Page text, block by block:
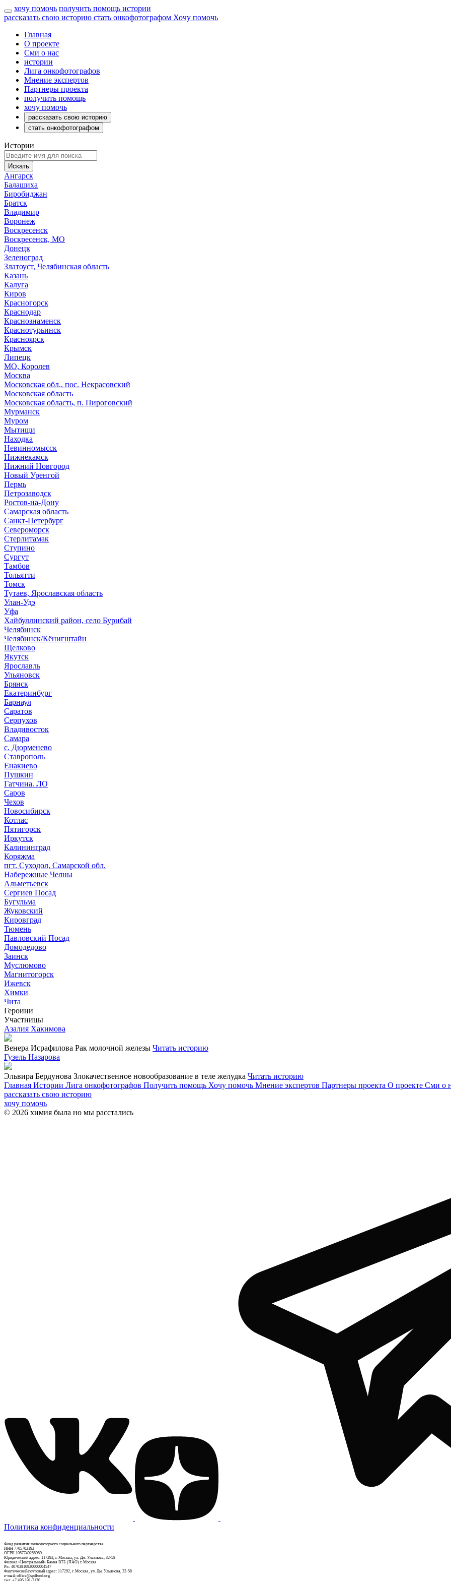
хочу помочь получить помощь истории
рассказать свою историю стать онкофотографом Хочу помочь
Главная
О проекте
Сми о нас
истории
Лига онкофотографов
Мнение экспертов
Партнеры проекта
получить помощь
хочу помочь
рассказать свою историю
стать онкофотографом
Истории
Искать
Ангарск
Балашиха
Биробиджан
Братск
Владимир
Воронеж
Воскресенск
Воскресенск, МО
Донецк
Зеленоград
Златоуст, Челябинская область
Казань
Калуга
Киров
Красногорск
Краснодар
Краснознаменск
Краснотурьинск
Красноярск
Крымск
Липецк
МО, Королев
Москва
Московская обл., пос. Некрасовский
Московская область
Московская область, п. Пироговский
Мурманск
Муром
Мытищи
Находка
Невинномысск
Нижнекамск
Нижний Новгород
Новый Уренгой
Пермь
Петрозаводск
Ростов-на-Дону
Самарская область
Санкт-Петербург
Североморск
Стерлитамак
Ступино
Сургут
Тамбов
Тольятти
Томск
Тутаев, Ярославская область
Улан-Удэ
Уфа
Хайбуллинский район, село Бурибай
Челябинск
Челябинск/Кёнигштайн
Щелково
Якутск
Ярославль
Ульяновск
Брянск
Екатеринбург
Барнаул
Саратов
Серпухов
Владивосток
Самара
с. Дюрменево
Ставрополь
Енакиево
Пушкин
Гатчина. ЛО
Саров
Чехов
Новосибирск
Котлас
Пятигорск
Иркутск
Калининград
Коряжма
пгт. Суходол, Самарской обл.
Набережные Челны
Альметьевск
Сергиев Посад
Бугульма
Жуковский
Кировград
Тюмень
Павловский Посад
Домодедово
Заинск
Муслюмово
Магнитогорск
Ижевск
Химки
Чита
Героини
Участницы
Азалия Хакимова
Венера Исрафилова Рак молочной железы Читать историю
Гузель Назарова
Эльвира Бердунова Злокачественное новообразование в теле желудка Читать историю
Главная Истории Лига онкофотографов Получить помощь Хочу помочь Мнение экспертов Партнеры проекта О проекте Сми о
рассказать свою историю
хочу помочь
© 2026 химия была но мы расстались
Политика конфиденциальности
Фонд развития межсекторного социального партнерства
ИНН 7705702192
ОГРН 1057749255959
Юридический адрес: 117292, г. Москва, ул. Дм. Ульянова, 32-58
Филиал «Центральный» Банка ВТБ (ПАО) г. Москва
Р/c: 40703810920000004547
Фактический/почтовый адрес: 117292, г. Москва, ул. Дм. Ульянова, 32-58
e-mail: office@spdfund.org